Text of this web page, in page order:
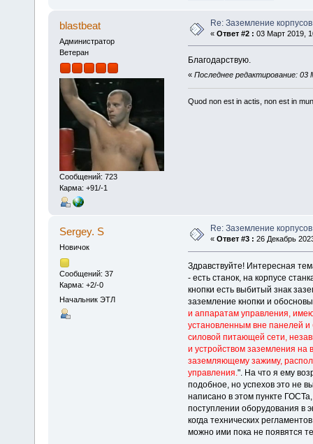
blastbeat
Администратор
Ветеран
Сообщений: 723
Карма: +91/-1
Re: Заземление
« Ответ #2 : 03 Март 2019,
Благодарствую.
« Последнее редактирование:
Quod non est in actis, non est in
Sergey. S
Новичок
Сообщений: 37
Карма: +2/-0
Начальник ЭТЛ
Re: Заземление
« Ответ #3 : 26 Декабрь
Здравствуйте! Интересная
- есть станок, на корпусе
кнопки есть выбитый знак
заземление кнопки и
и аппаратам управления,
установленным вне панелей
силовой питающей сети,
и устройством заземления на
заземляющему зажиму,
управления.". На что я ему
подобное, но успехов это не
написано в этом пункте
поступлении оборудования в
когда технических
можно ими пока не появятся